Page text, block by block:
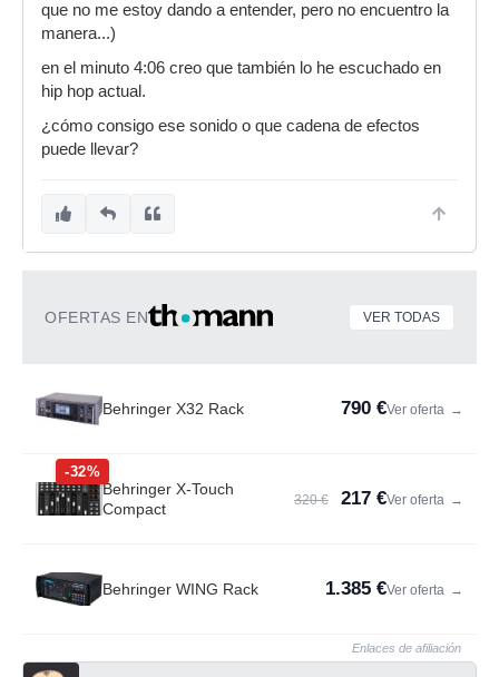
que no me estoy dando a entender, pero no encuentro la
manera...)
en el minuto 4:06 creo que también lo he escuchado en
hip hop actual.
¿cómo consigo ese sonido o que cadena de efectos
puede llevar?
OFERTAS EN VER TODAS
Behringer X32 Rack 790 €Ver oferta →
-32%
Behringer X-Touch
Compact
320 € 217 €Ver oferta →
Behringer WING Rack 1.385 €Ver oferta →
Enlaces de afiliación